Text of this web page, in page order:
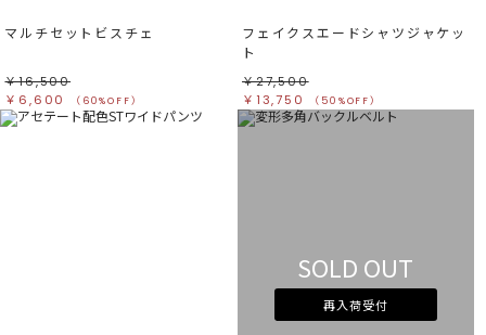
マルチセットビスチェ
￥16,500
￥6,600
（60%OFF）
フェイクスエードシャツジャケッ
ト
￥27,500
￥13,750
（50%OFF）
SOLD OUT
再入荷受付